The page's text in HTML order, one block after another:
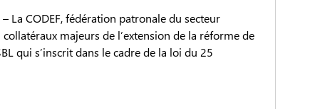
La CODEF, fédération patronale du secteur
majeurs de l’extension de la réforme de
qui s’inscrit dans le cadre de la loi du 25